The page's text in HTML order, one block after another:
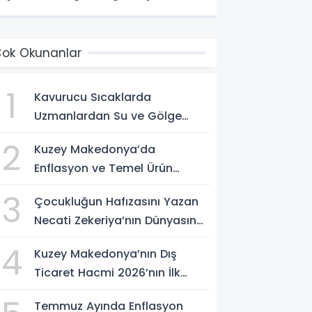
Okunanlar
1
Kavurucu Sıcaklarda
Uzmanlardan Su ve Gölge
2
Kuzey Makedonya’da
Enflasyon ve Temel Ürün
3
Çocukluğun Hafızasını Yazan
Necati Zekeriya’nın Dünyasına
4
Kuzey Makedonya’nın Dış
Ticaret Hacmi 2026’nın İlk
Temmuz Ayında Enflasyon